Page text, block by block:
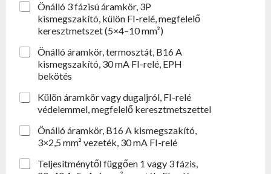
Önálló 3 fázisú áramkör, 3P
kismegszakító, külön FI-relé, megfelelő
keresztmetszet (5×4–10 mm²)
Önálló áramkör, termosztát, B16 A
kismegszakító, 30 mA FI-relé, EPH
bekötés
Külön áramkör vagy dugaljról, FI-relé
védelemmel, megfelelő keresztmetszettel
Önálló áramkör, B16 A kismegszakító,
3×2,5 mm² vezeték, 30 mA FI-relé
Teljesítménytől függően 1 vagy 3 fázis,